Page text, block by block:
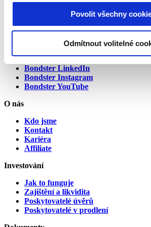
Povolit všechny
Odmítnout volitelné
Bondster Facebook
Bondster LinkedIn
Bondster Instagram
Bondster YouTube
O nás
Kdo jsme
Kontakt
Kariéra
Affiliate
Investování
Jak to funguje
Zajištění a likvidita
Poskytovatelé úvěrů
Poskytovatelé v prodlení